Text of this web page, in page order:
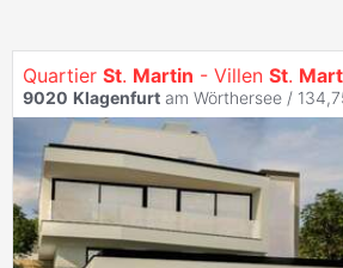
Quartier St. Martin - Villen St.
9020 Klagenfurt am Wörthersee /